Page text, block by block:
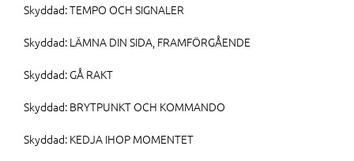
Skyddad: TEMPO OCH SIGNALER
Skyddad: LÄMNA DIN SIDA, FRAMFÖRGÅENDE
Skyddad: GÅ RAKT
Skyddad: BRYTPUNKT OCH KOMMANDO
Skyddad: KEDJA IHOP MOMENTET